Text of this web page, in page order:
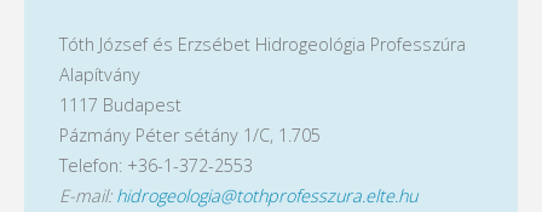
Tóth József és Erzsébet Hidrogeológia Professzúra
Alapítvány
1117 Budapest
Pázmány Péter sétány 1/C, 1.705
Telefon: +36-1-372-2553
E-mail: hidrogeologia@tothprofesszura.elte.hu